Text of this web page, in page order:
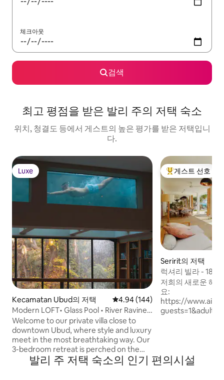
체크아웃
검색
최고 평점을 받은 발리 주의 저택 숙소
위치, 청결도 등에서 게스트의 높은 평가를 받은 저택입니
다.
Luxe
Luxe
Kecamatan Ubud의 저택 평점 4.94점(5점 만점), 후기 144
4.94 (144)
Modern LOFT• Glass Pool • River Ravine
View
Welcome to our private villa close to
downtown Ubud, where style and luxury
meet in the most breathtaking way. Our
3-bedroom retreat is perched on the
edge of a lush tropical gorge, with a
glass-bottomed pool, a treetop yoga
상위 게스트 선호
게스트 선호
Seririt의 저택
럭셔리 빌라 - 180
장
저희의 새로운 해
요:
https://
니다. 우리의 꿈과
니다. 이곳에서 꿈꾸던 휴가를 보내실 수 있
발리 주 저택 숙소의 인기 편의시설